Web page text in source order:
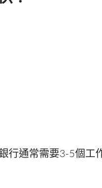
行通常需要3-5個工